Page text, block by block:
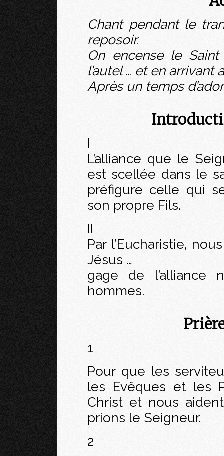
Chant pendant le
reposoir.
On encense le
l’autel … et en arrivant
Après un temps
I
L’alliance que le
est scellée dans le
préfigure celle qui
son propre Fils.
II
Par l’Eucharistie,
Jésus …
gage de l’alliance
hommes.
1
Pour que les
les Evêques et les
Christ et nous
prions le Seigneur.
2